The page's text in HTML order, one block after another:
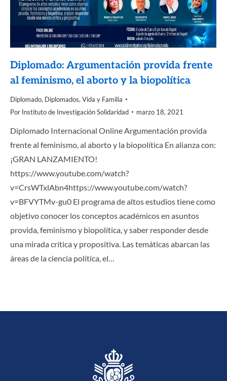
Diplomado: Argumentación provida frente
al feminismo, el aborto y la biopolítica
Diplomado, Diplomados, Vida y Familia
Por Instituto de Investigación Solidaridad marzo 18, 2021
Diplomado Internacional Online Argumentación provida
frente al feminismo, al aborto y la biopolítica En alianza con:
¡GRAN LANZAMIENTO!
https://www.youtube.com/watch?
v=CrsWTxlAbn4https://www.youtube.com/watch?
v=BFVYTMv-gu0 El programa de altos estudios tiene como
objetivo conocer los conceptos académicos en asuntos
provida, feminismo y biopolítica, y saber responder desde
una mirada crítica y propositiva. Las temáticas abarcan las
áreas de la ciencia política, el…